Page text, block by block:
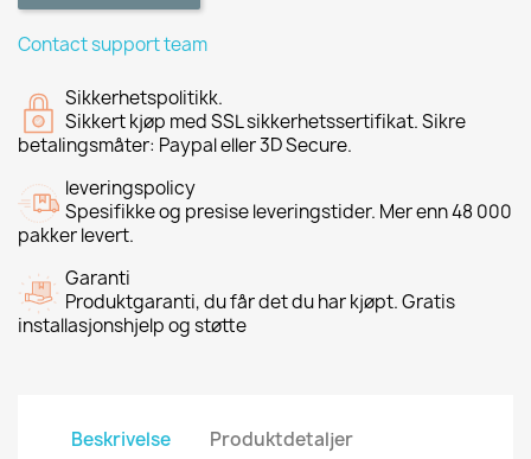
Contact support team
Sikkerhetspolitikk.
Sikkert kjøp med SSL sikkerhetssertifikat. Sikre
betalingsmåter: Paypal eller 3D Secure.
leveringspolicy
Spesifikke og presise leveringstider. Mer enn 48 000
pakker levert.
Garanti
Produktgaranti, du får det du har kjøpt. Gratis
installasjonshjelp og støtte
Beskrivelse Produktdetaljer